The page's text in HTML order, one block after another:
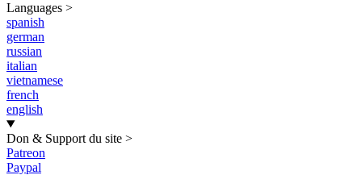
Languages >
spanish
german
russian
italian
vietnamese
french
english
Don & Support du site >
Patreon
Paypal